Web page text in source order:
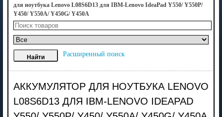
для ноутбука Lenovo L08S6D13 для IBM-Lenovo IdeaPad Y550/ Y550P/
Y450/ Y550A/ Y450G/ Y450A
Расширенный поиск
АККУМУЛЯТОР ДЛЯ НОУТБУКА LENOVO
L08S6D13 ДЛЯ IBM-LENOVO IDEAPAD